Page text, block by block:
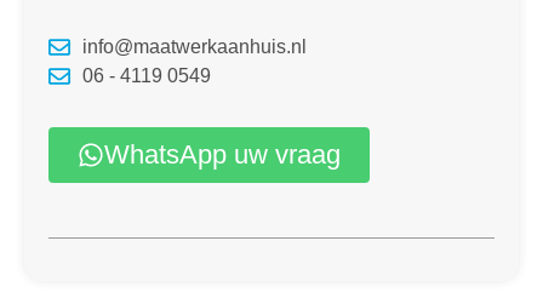
info@maatwerkaanhuis.nl
06 - 4119 0549
WhatsApp uw vraag